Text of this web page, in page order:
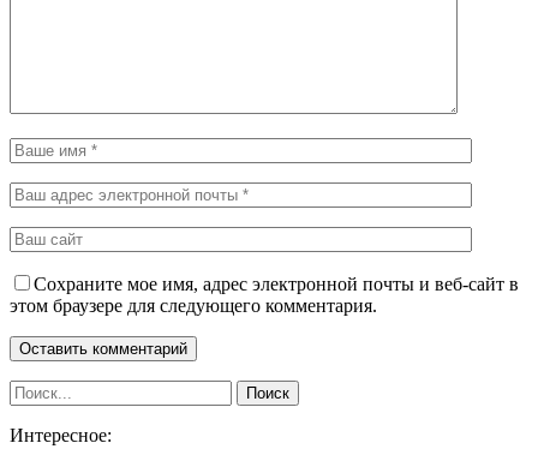
Сохраните мое имя, адрес электронной почты и веб-сайт в
этом браузере для следующего комментария.
Интересное: